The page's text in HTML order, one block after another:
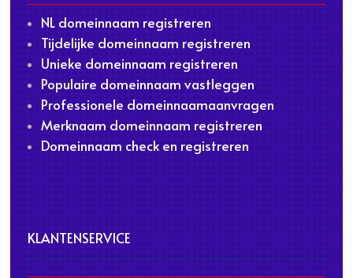
NL domeinnaam registreren
Tijdelijke domeinnaam registreren
Unieke domeinnaam registreren
Populaire domeinnaam vastleggen
Professionele domeinnaamaanvragen
Merknaam domeinnaam registreren
Domeinnaam check en registreren
KLANTENSERVICE